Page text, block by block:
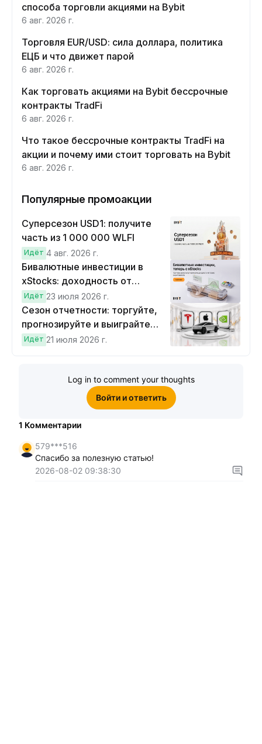
способа торговли акциями на Bybit
6 авг. 2026 г.
Торговля EUR/USD: сила доллара, политика
ЕЦБ и что движет парой
6 авг. 2026 г.
Как торговать акциями на Bybit бессрочные
контракты TradFi
6 авг. 2026 г.
Что такое бессрочные контракты TradFi на
акции и почему ими стоит торговать на Bybit
6 авг. 2026 г.
Популярные промоакции
Суперсезон USD1: получите
часть из 1 000 000 WLFI
Идёт 4 авг. 2026 г.
Бивалютные инвестиции в
xStocks: доходность от
прогнозов
Идёт 23 июля 2026 г.
Сезон отчетности: торгуйте,
прогнозируйте и выиграйте
Cybertruck!
Идёт 21 июля 2026 г.
Log in to comment your thoughts
Войти и ответить
1 Комментарии
579***516
Спасибо за полезную статью!
2026-08-02 09:38:30